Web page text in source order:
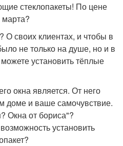
стеклопакеты! По цене
О своих клиентах, и чтобы в
не только на душе, но и в
установить тёплые
окна является. От него
доме и ваше самочувствие.
Окна от бориса"?
установить